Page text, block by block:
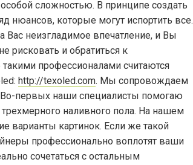
сложностью. В принципе создать
нюансов, которые могут испортить все.
неизгладимое впечатление, и Вы
рисковать и обратиться к
профессионалами считаются
http://texoled.com. Мы сопровождаем
Во-первых наши специалисты помогаю
наливного пола. На нашем
варианты картинок. Если же такой
профессионально воплотят ваши
сочетаться с остальным